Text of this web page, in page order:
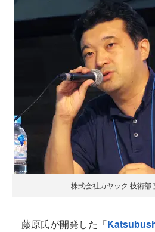
株式会社カヤック 技術部
藤原氏が開発した「